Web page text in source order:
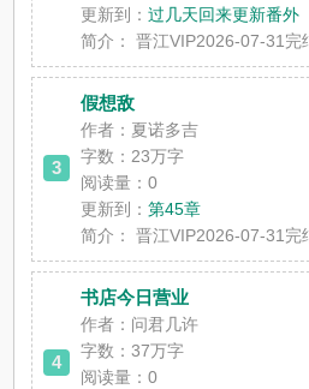
更新到：过几天回来更新番外
简介：
晋江VIP2026-07-31完
3
假想敌
作者：夏诺多吉
字数：23万字
阅读量：0
更新到：第45章
简介：
晋江VIP2026-07-31完
4
书店今日营业
作者：问君几许
字数：37万字
阅读量：0